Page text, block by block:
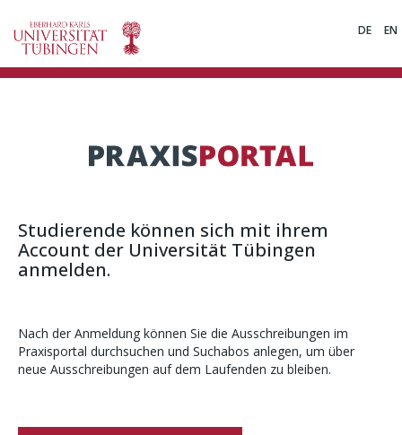
DE EN
Studierende können sich mit ihrem
Account der Universität Tübingen
anmelden.
Nach der Anmeldung können Sie die Ausschreibungen im
Praxisportal durchsuchen und Suchabos anlegen, um über
neue Ausschreibungen auf dem Laufenden zu bleiben.